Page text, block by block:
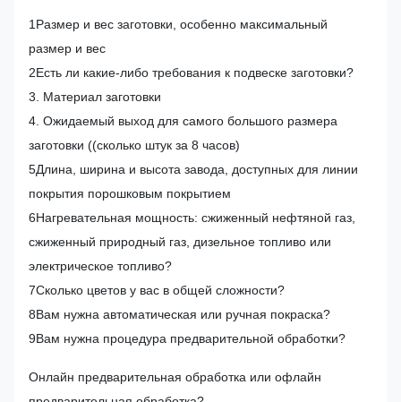
1Размер и вес заготовки, особенно максимальный
размер и вес
2Есть ли какие-либо требования к подвеске заготовки?
3. Материал заготовки
4. Ожидаемый выход для самого большого размера
заготовки ((сколько штук за 8 часов)
5Длина, ширина и высота завода, доступных для линии
покрытия порошковым покрытием
6Нагревательная мощность: сжиженный нефтяной газ,
сжиженный природный газ, дизельное топливо или
электрическое топливо?
7Сколько цветов у вас в общей сложности?
8Вам нужна автоматическая или ручная покраска?
9Вам нужна процедура предварительной обработки?
Онлайн предварительная обработка или офлайн